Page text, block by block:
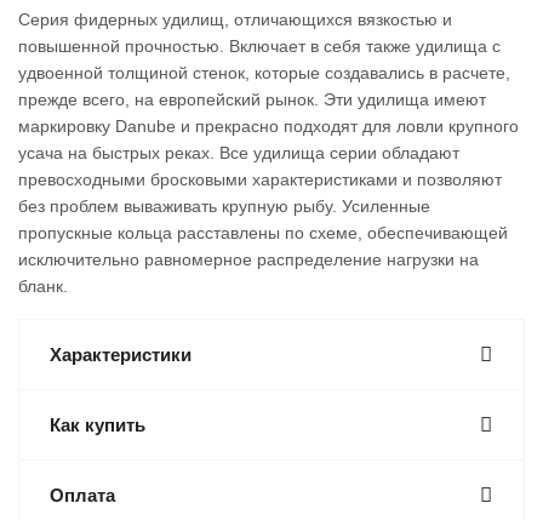
Серия фидерных удилищ, отличающихся вязкостью и
повышенной прочностью. Включает в себя также удилища с
удвоенной толщиной стенок, которые создавались в расчете,
прежде всего, на европейский рынок. Эти удилища имеют
маркировку Danube и прекрасно подходят для ловли крупного
усача на быстрых реках. Все удилища серии обладают
превосходными бросковыми характеристиками и позволяют
без проблем вываживать крупную рыбу. Усиленные
пропускные кольца расставлены по схеме, обеспечивающей
исключительно равномерное распределение нагрузки на
бланк.
Характеристики
Как купить
Оплата